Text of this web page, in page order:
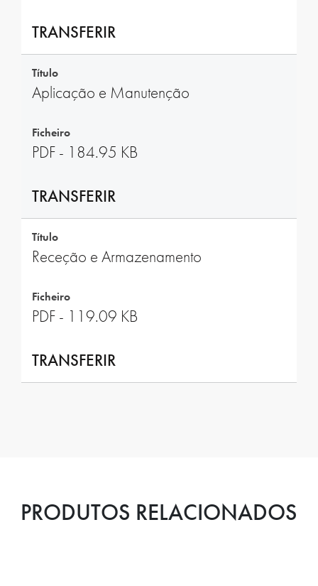
TRANSFERIR
Título
Aplicação e Manutenção
Ficheiro
PDF - 184.95 KB
TRANSFERIR
Título
Receção e Armazenamento
Ficheiro
PDF - 119.09 KB
TRANSFERIR
PRODUTOS RELACIONADOS